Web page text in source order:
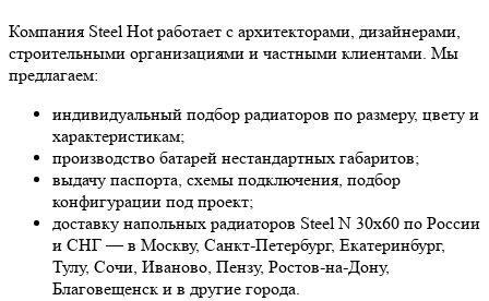
Компания Steel Hot работает с архитекторами, дизайнерами,
строительными организациями и частными клиентами. Мы
предлагаем:
индивидуальный подбор радиаторов по размеру, цвету и
характеристикам;
производство батарей нестандартных габаритов;
выдачу паспорта, схемы подключения, подбор
конфигурации под проект;
доставку напольных радиаторов Steel N 30х60 по России
и СНГ — в Москву, Санкт-Петербург, Екатеринбург,
Тулу, Сочи, Иваново, Пензу, Ростов-на-Дону,
Благовещенск и в другие города.